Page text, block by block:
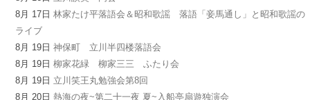
8月 17日林家たけ平落語会＆昭和歌謡 落語「妾馬通し」と昭和歌謡の
ライブ
8月 19日神保町 立川半四楼落語会
8月 19日柳家花緑 柳家三三 ふたり会
8月 19日 立川笑王丸勉強会第8回
8月 20日熱海の夜~第二十一夜 夏~入船亭扇遊独演会